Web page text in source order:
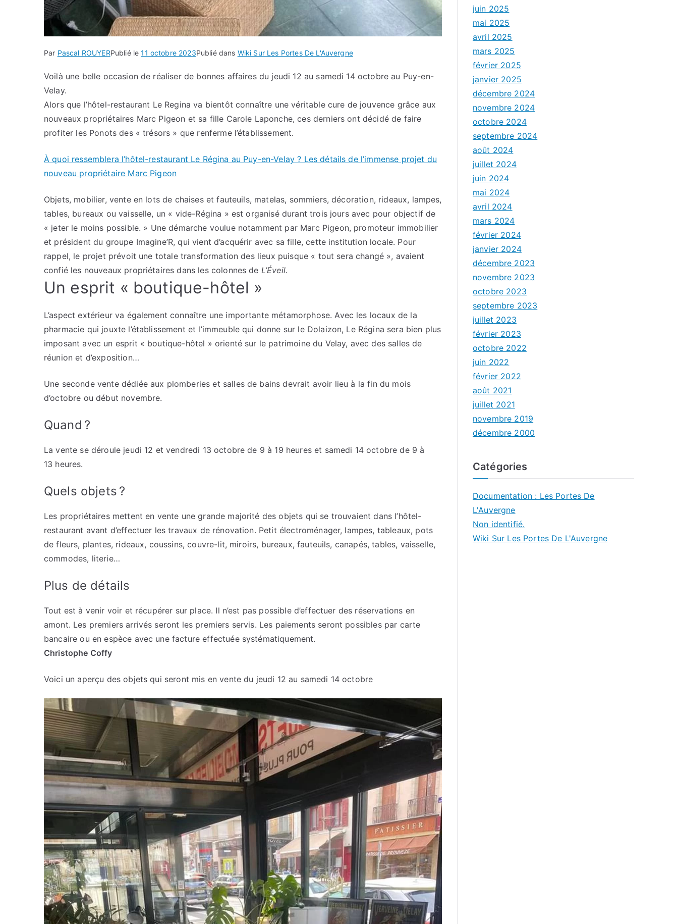
Par Pascal ROUYERPublié le11 octobre 2023Publié dans Wiki Sur Les Portes De L'Auvergne
Voilà une belle occasion de réaliser de bonnes affaires du jeudi 12 au samedi 14 octobre au Puy-en-
Velay.
Alors que l’hôtel-restaurant Le Regina va bientôt connaître une véritable cure de jouvence grâce aux
nouveaux propriétaires Marc Pigeon et sa fille Carole Laponche, ces derniers ont décidé de faire
profiter les Ponots des « trésors » que renferme l’établissement.
À quoi ressemblera l’hôtel-restaurant Le Régina au Puy-en-Velay ? Les détails de l’immense projet du
nouveau propriétaire Marc Pigeon
Objets, mobilier, vente en lots de chaises et fauteuils, matelas, sommiers, décoration, rideaux, lampes,
tables, bureaux ou vaisselle, un « vide-Régina » est organisé durant trois jours avec pour objectif de
« jeter le moins possible. » Une démarche voulue notamment par Marc Pigeon, promoteur immobilier
et président du groupe Imagine’R, qui vient d’acquérir avec sa fille, cette institution locale. Pour
rappel, le projet prévoit une totale transformation des lieux puisque « tout sera changé », avaient
confié les nouveaux propriétaires dans les colonnes de L’Éveil.
Un esprit « boutique-hôtel »
L’aspect extérieur va également connaître une importante métamorphose. Avec les locaux de la
pharmacie qui jouxte l’établissement et l’immeuble qui donne sur le Dolaizon, Le Régina sera bien plus
imposant avec un esprit « boutique-hôtel » orienté sur le patrimoine du Velay, avec des salles de
réunion et d’exposition…
Une seconde vente dédiée aux plomberies et salles de bains devrait avoir lieu à la fin du mois
d’octobre ou début novembre.
Quand ?
La vente se déroule jeudi 12 et vendredi 13 octobre de 9 à 19 heures et samedi 14 octobre de 9 à
13 heures.
Quels objets ?
Les propriétaires mettent en vente une grande majorité des objets qui se trouvaient dans l’hôtel-
restaurant avant d’effectuer les travaux de rénovation. Petit électroménager, lampes, tableaux, pots
de fleurs, plantes, rideaux, coussins, couvre-lit, miroirs, bureaux, fauteuils, canapés, tables, vaisselle,
commodes, literie…
Plus de détails
Tout est à venir voir et récupérer sur place. Il n’est pas possible d’effectuer des réservations en
amont. Les premiers arrivés seront les premiers servis. Les paiements seront possibles par carte
bancaire ou en espèce avec une facture effectuée systématiquement.
Christophe Coffy
Voici un aperçu des objets qui seront mis en vente du jeudi 12 au samedi 14 octobre
juin 2025
mai 2025
avril 2025
mars 2025
février 2025
janvier 2025
décembre 2024
novembre 2024
octobre 2024
septembre 2024
août 2024
juillet 2024
juin 2024
mai 2024
avril 2024
mars 2024
février 2024
janvier 2024
décembre 2023
novembre 2023
octobre 2023
septembre 2023
juillet 2023
février 2023
octobre 2022
juin 2022
février 2022
août 2021
juillet 2021
novembre 2019
décembre 2000
Catégories
Documentation : Les Portes De
L'Auvergne
Non identifié.
Wiki Sur Les Portes De L'Auvergne